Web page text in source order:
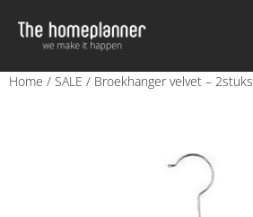
Home / SALE / Broekhanger velvet – 2stuks